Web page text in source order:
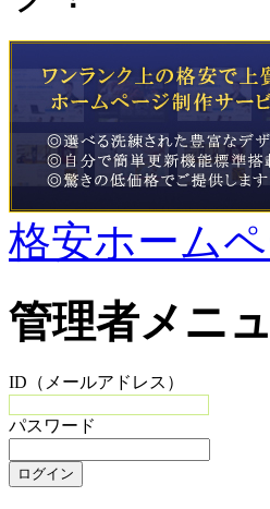
格安ホーム
管理者メニ
ID（メールアドレス）
パスワード